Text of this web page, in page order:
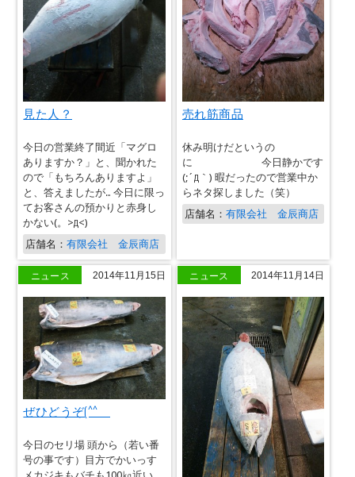
見た人？
今日の営業終了間近「マグロ
ありますか？」と、聞かれた
ので「もちろんありますよ」
と、答えましたが… 今日に限っ
てお客さんの預かりと赤身し
かない(。>д<)
店舗名：有限会社 金辰商店
売れ筋商品
休み明けだというの
に 今日静かです
(;´д｀) 暇だったので営業中か
らネタ探しました（笑）
店舗名： 有限会社 金辰商店
ニュース 2014年11月15日
ぜひどうぞ(^^ゞ
今日のセリ場 頭から（若い番
号の事です）目方でかいっす
ニュース 2014年11月14日